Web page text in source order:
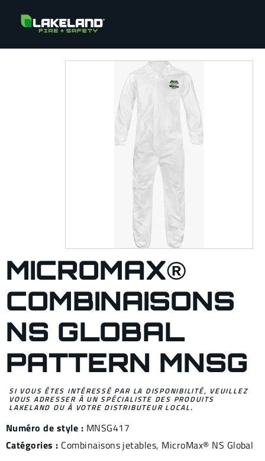
MICROMAX®
COMBINAISONS
NS GLOBAL
PATTERN MNSG
SI VOUS ÊTES INTÉRESSÉ PAR LA DISPONIBILITÉ, VEUILLEZ
VOUS ADRESSER À UN SPÉCIALISTE DES PRODUITS
LAKELAND OU À VOTRE DISTRIBUTEUR LOCAL.
Numéro de style : MNSG417
Catégories : Combinaisons jetables, MicroMax® NS Global